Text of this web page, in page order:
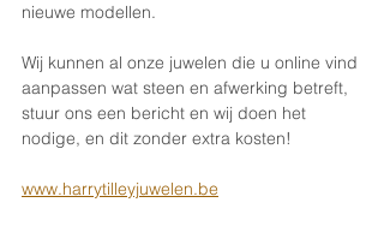
nieuwe modellen.
Wij kunnen al onze juwelen die u online vind
aanpassen wat steen en afwerking betreft,
stuur ons een bericht en wij doen het
nodige, en dit zonder extra kosten!
www.harrytilleyjuwelen.be